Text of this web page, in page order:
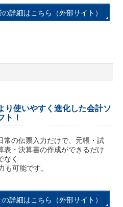
詳細はこちら（外部サイト）
り使いやすく進化した会計ソ
ト！
常の伝票入力だけで、元帳・試
表・決算書の作成ができるだけ
なく
も可能です。
詳細はこちら（外部サイト）